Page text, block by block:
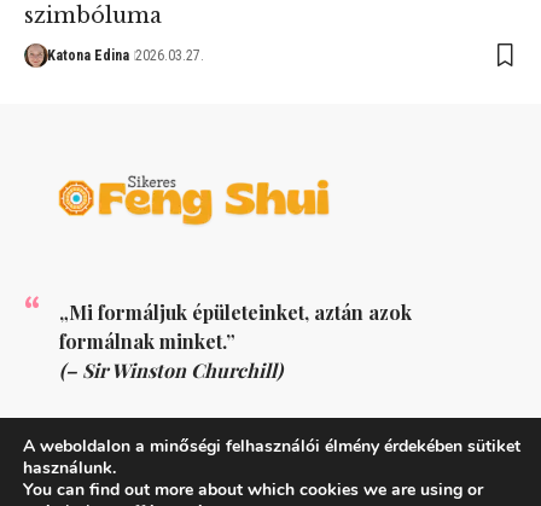
szimbóluma
Katona Edina 2026.03.27.
„Mi formáljuk épületeinket, aztán azok
formálnak minket.”
(– Sir Winston Churchill)
A weboldalon a minőségi felhasználói élmény érdekében sütiket
használunk.
You can find out more about which cookies we are using or